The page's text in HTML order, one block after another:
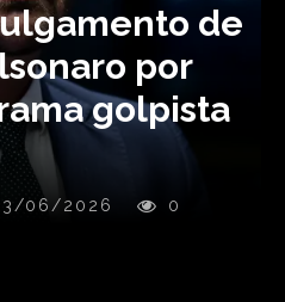
de
por
golpista
06/2026 0